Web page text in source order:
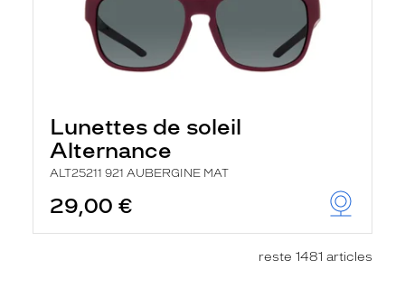
Lunettes de soleil
Alternance
ALT25211 921 AUBERGINE MAT
29,00 €
reste 1481 articles